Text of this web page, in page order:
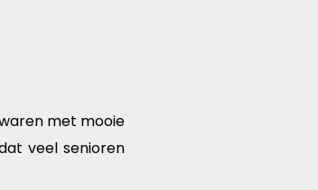
met mooie
veel senioren